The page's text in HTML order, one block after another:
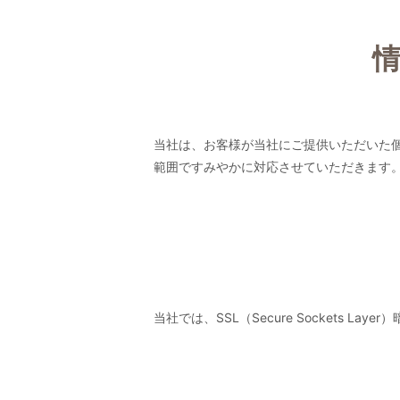
当社は、お客様が当社にご提供いただいた
範囲ですみやかに対応させていただきます
当社では、SSL（Secure Sockets Layer）